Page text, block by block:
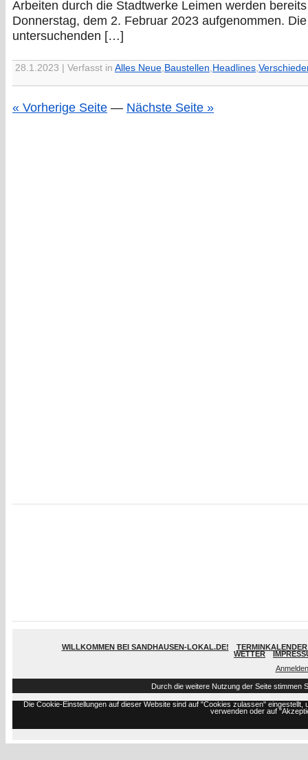
Arbeiten durch die Stadtwerke Leimen werden
Donnerstag, dem 2. Februar 2023 aufgenommen.
untersuchenden […]
28.1.2023 | Verfasst in Alles Neue, Baustellen, Headlines,
« Vorherige Seite — Nächste Seite »
WILLKOMMEN BEI SANDHAUSEN-LOKAL.DE!
TERMINKALENDER
WETTER
Anmelden
Durch die weitere Nutzung der Seite stimmen
Die Cookie-Einstellungen auf dieser Website sind auf "Cookies zulassen"
verwenden oder auf